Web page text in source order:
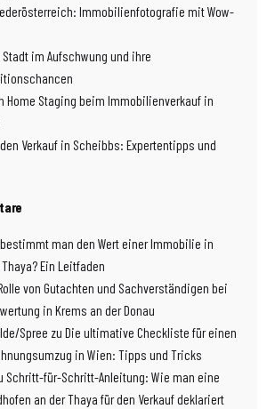
Immobilienfotografie mit Wow-
Stadt im Aufschwung und ihre
Home Staging beim Immobilienverkauf in
Verkauf in Scheibbs: Expertentipps und
man den Wert einer Immobilie in
Ein Leitfaden
von Gutachten und Sachverständigen bei
in Krems an der Donau
Spree zu Die ultimative Checkliste für einen
in Wien: Tipps und Tricks
Schritt-für-Schritt-Anleitung: Wie man eine
an der Thaya für den Verkauf deklariert